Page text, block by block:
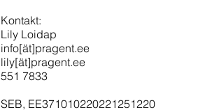
Kontakt:
Lily Loidap
info[ät]pragent.ee
lily[ät]pragent.ee
551 7833
SEB, EE371010220221251220